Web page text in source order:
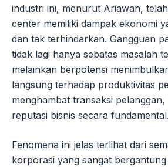
industri ini, menurut Ariawan,
center memiliki dampak ekonomi
dan tak terhindarkan. Gangguan
tidak lagi hanya sebatas masalah
melainkan berpotensi
langsung terhadap produktivitas
menghambat transaksi
reputasi bisnis secara fundamental.
Fenomena ini jelas terlihat dari
korporasi yang sangat